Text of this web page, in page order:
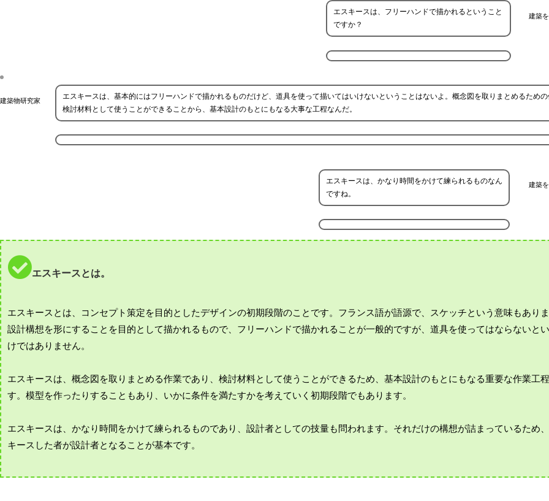
建築
エスキースは、フリーハンドで描かれるということ
ですか？
建築物研究家
エスキースは、基本的にはフリーハンドで描かれるものだけど、道具を使って描いてはいけないということはないよ。概念図を取りまとめるための
検討材料として使うことができることから、基本設計のもとにもなる大事な工程なんだ。
建築
エスキースは、かなり時間をかけて練られるものなん
ですね。
エスキースとは。
エスキースとは、コンセプト策定を目的としたデザインの初期段階のことです。フランス語が語源で、スケッチという意味もありま
設計構想を形にすることを目的として描かれるもので、フリーハンドで描かれることが一般的ですが、道具を使ってはならないと
けではありません。
エスキースは、概念図を取りまとめる作業であり、検討材料として使うことができるため、基本設計のもとにもなる重要な作業工
す。模型を作ったりすることもあり、いかに条件を満たすかを考えていく初期段階でもあります。
エスキースは、かなり時間をかけて練られるものであり、設計者としての技量も問われます。それだけの構想が詰まっているため
キースした者が設計者となることが基本です。